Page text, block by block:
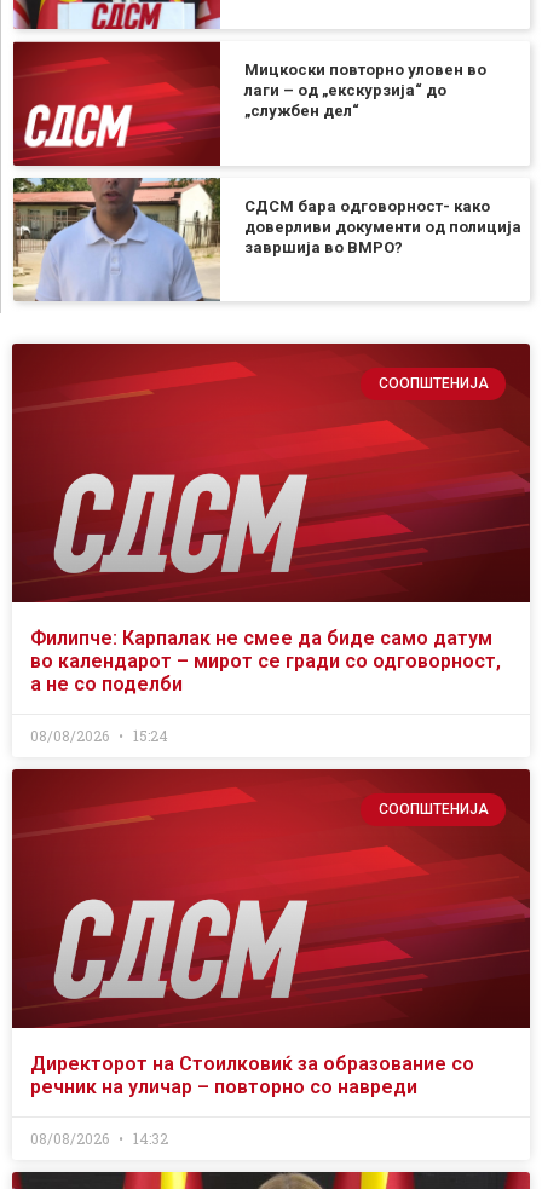
Мицкоски повторно уловен во
лаги – од „екскурзија“ до
„службен дел“
СДСМ бара одговорност- како
доверливи документи од полиција
завршија во ВМРО?
СООПШТЕНИЈА
Филипче: Карпалак не смее да биде само датум
во календарот – мирот се гради со одговорност,
а не со поделби
08/08/2026 15:24
СООПШТЕНИЈА
Директорот на Стоилковиќ за образование со
речник на уличар – повторно со навреди
08/08/2026 14:32